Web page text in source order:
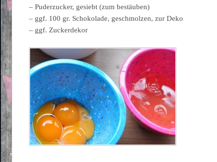
– Puderzucker, gesiebt (zum bestäuben)
– ggf. 100 gr. Schokolade, geschmolzen, zur Deko
– ggf. Zuckerdekor